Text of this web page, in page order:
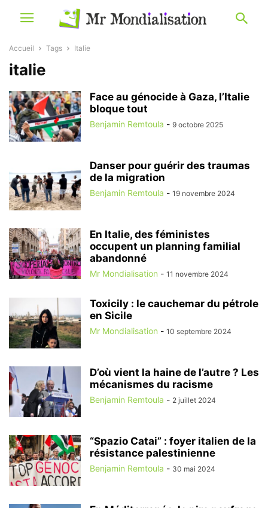
Accueil Tags Italie
italie
Face au génocide à Gaza, l’Italie
bloque tout
Benjamin Remtoula - 9 octobre 2025
Danser pour guérir des traumas
de la migration
Benjamin Remtoula - 19 novembre 2024
En Italie, des féministes
occupent un planning familial
abandonné
Mr Mondialisation - 11 novembre 2024
Toxicily : le cauchemar du pétrole
en Sicile
Mr Mondialisation - 10 septembre 2024
D’où vient la haine de l’autre ? Les
mécanismes du racisme
Benjamin Remtoula - 2 juillet 2024
“Spazio Catai” : foyer italien de la
résistance palestinienne
Benjamin Remtoula - 30 mai 2024